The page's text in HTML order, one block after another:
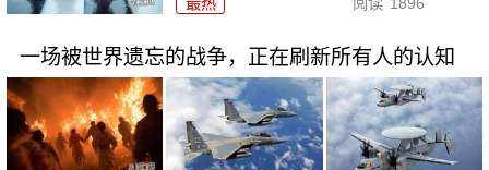
一场被世界遗忘的战争，正在刷新所有人的认知